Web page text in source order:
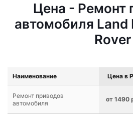
Цена - Ремонт
автомобиля Land
Rover
Наименование Цена в
Ремонт приводов
автомобиля
от 1490